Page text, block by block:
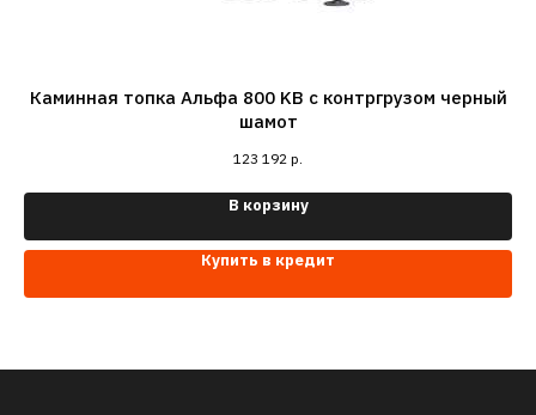
Каминная топка Альфа 800 KВ с контргрузом черный
шамот
123 192 р.
В корзину
Купить в кредит